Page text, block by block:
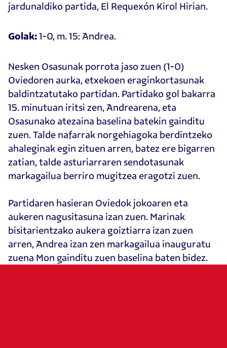
jardunaldiko partida, El Requexón Kirol Hirian.
Golak:1-0, m. 15: Andrea.
Nesken Osasunak porrota jaso zuen (1-0)
Oviedoren aurka, etxekoen eraginkortasunak
baldintzatutako partidan. Partidako gol bakarra
15. minutuan iritsi zen, Andrearena, eta
Osasunako atezaina baselina batekin gainditu
zuen. Talde nafarrak norgehiagoka berdintzeko
ahaleginak egin zituen arren, batez ere bigarren
zatian, talde asturiarraren sendotasunak
markagailua berriro mugitzea eragotzi zuen.
Partidaren hasieran Oviedok jokoaren eta
aukeren nagusitasuna izan zuen. Marinak
bisitarientzako aukera goiztiarra izan zuen
arren, Andrea izan zen markagailua inauguratu
zuena Mon gainditu zuen baselina baten bidez.